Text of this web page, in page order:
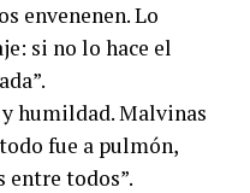
envenenen. Lo
si no lo hace el
humildad. Malvinas
fue a pulmón,
entre todos”.